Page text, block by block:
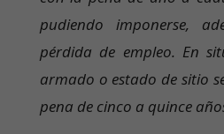
pudiendo imponerse,
pérdida de empleo. En
armado o estado de sitio
pena de cinco a quince